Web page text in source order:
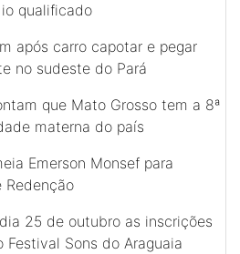
qualificado
após carro capotar e pegar
no sudeste do Pará
que Mato Grosso tem a 8ª
materna do país
Emerson Monsef para
Redenção
25 de outubro as inscrições
Sons do Araguaia